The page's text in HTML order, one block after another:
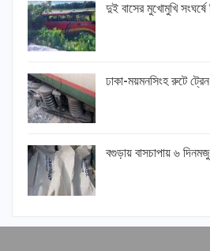
দুই বাসের মুখোমুখি
ঢাকা-ময়মনসিংহ রুটে
বগুড়ায় বাসচাপায় ৬